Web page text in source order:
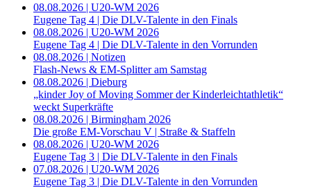
08.08.2026 | U20-WM 2026
Eugene Tag 4 | Die DLV-Talente in den Finals
08.08.2026 | U20-WM 2026
Eugene Tag 4 | Die DLV-Talente in den Vorrunden
08.08.2026 | Notizen
Flash-News & EM-Splitter am Samstag
08.08.2026 | Dieburg
„kinder Joy of Moving Sommer der Kinderleichtathletik“
weckt Superkräfte
08.08.2026 | Birmingham 2026
Die große EM-Vorschau V | Straße & Staffeln
08.08.2026 | U20-WM 2026
Eugene Tag 3 | Die DLV-Talente in den Finals
07.08.2026 | U20-WM 2026
Eugene Tag 3 | Die DLV-Talente in den Vorrunden